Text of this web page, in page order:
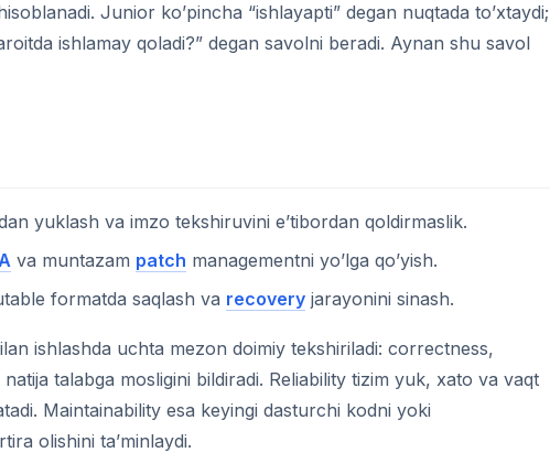
Junior ko’pincha “ishlayapti” degan nuqtada to’xtaydi;
ishlamay qoladi?” degan savolni beradi. Aynan shu savol
yuklash va imzo tekshiruvini e’tibordan qoldirmaslik.
va muntazam patch managementni yo’lga qo’yish.
formatda saqlash va recovery jarayonini sinash.
ishlashda uchta mezon doimiy tekshiriladi: correctness,
talabga mosligini bildiradi. Reliability tizim yuk, xato va vaqt
Maintainability esa keyingi dasturchi kodni yoki
olishini ta’minlaydi.